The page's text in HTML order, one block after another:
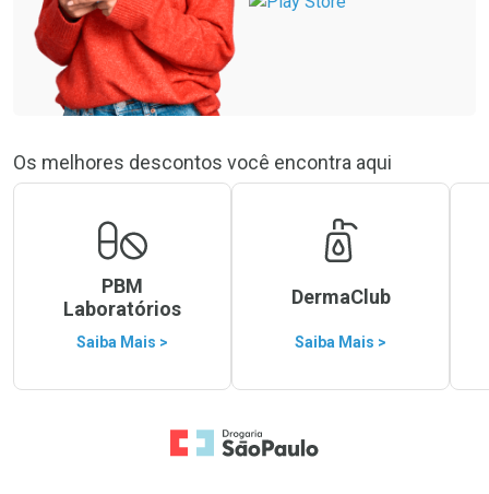
Os melhores descontos você encontra aqui
PBM
Laboratórios
Saiba Mais >
DermaClub
Saiba Mais >
Ir para a Home